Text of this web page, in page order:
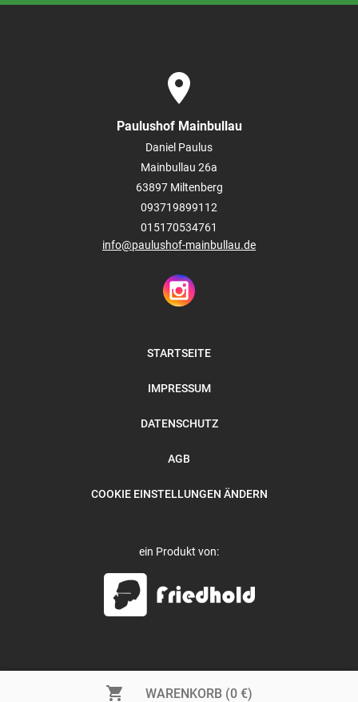
place
Paulushof Mainbullau
Daniel Paulus
Mainbullau 26a
63897 Miltenberg
093719899112
015170534761
info@paulushof-mainbullau.de
STARTSEITE
IMPRESSUM
DATENSCHUTZ
AGB
COOKIE EINSTELLUNGEN ÄNDERN
ein Produkt von:
shopping_cart WARENKORB (0 €)